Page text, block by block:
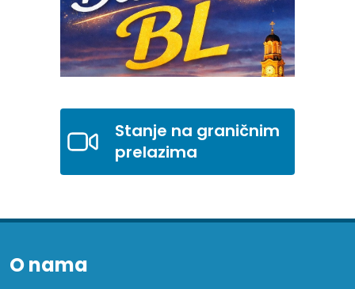
Stanje na graničnim
prelazima
O nama